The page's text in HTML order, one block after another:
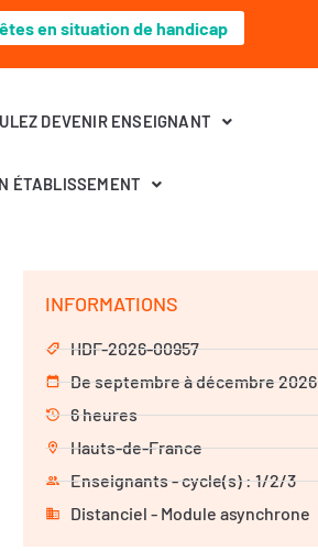
en situation de handicap
DEVENIR ENSEIGNANT
ÉTABLISSEMENT
INFORMATIONS
HDF-2026-00957
De septembre à décembre 2026
6 heures
Hauts-de-France
Enseignants - cycle(s) : 1/2/3
Distanciel - Module asynchrone